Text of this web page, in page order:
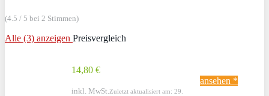
(4.5 / 5 bei 2 Stimmen)
Alle (3) anzeigen Preisvergleich
14,80 €
inkl. MwSt. Zuletzt aktualisiert am: 29.
ansehen *